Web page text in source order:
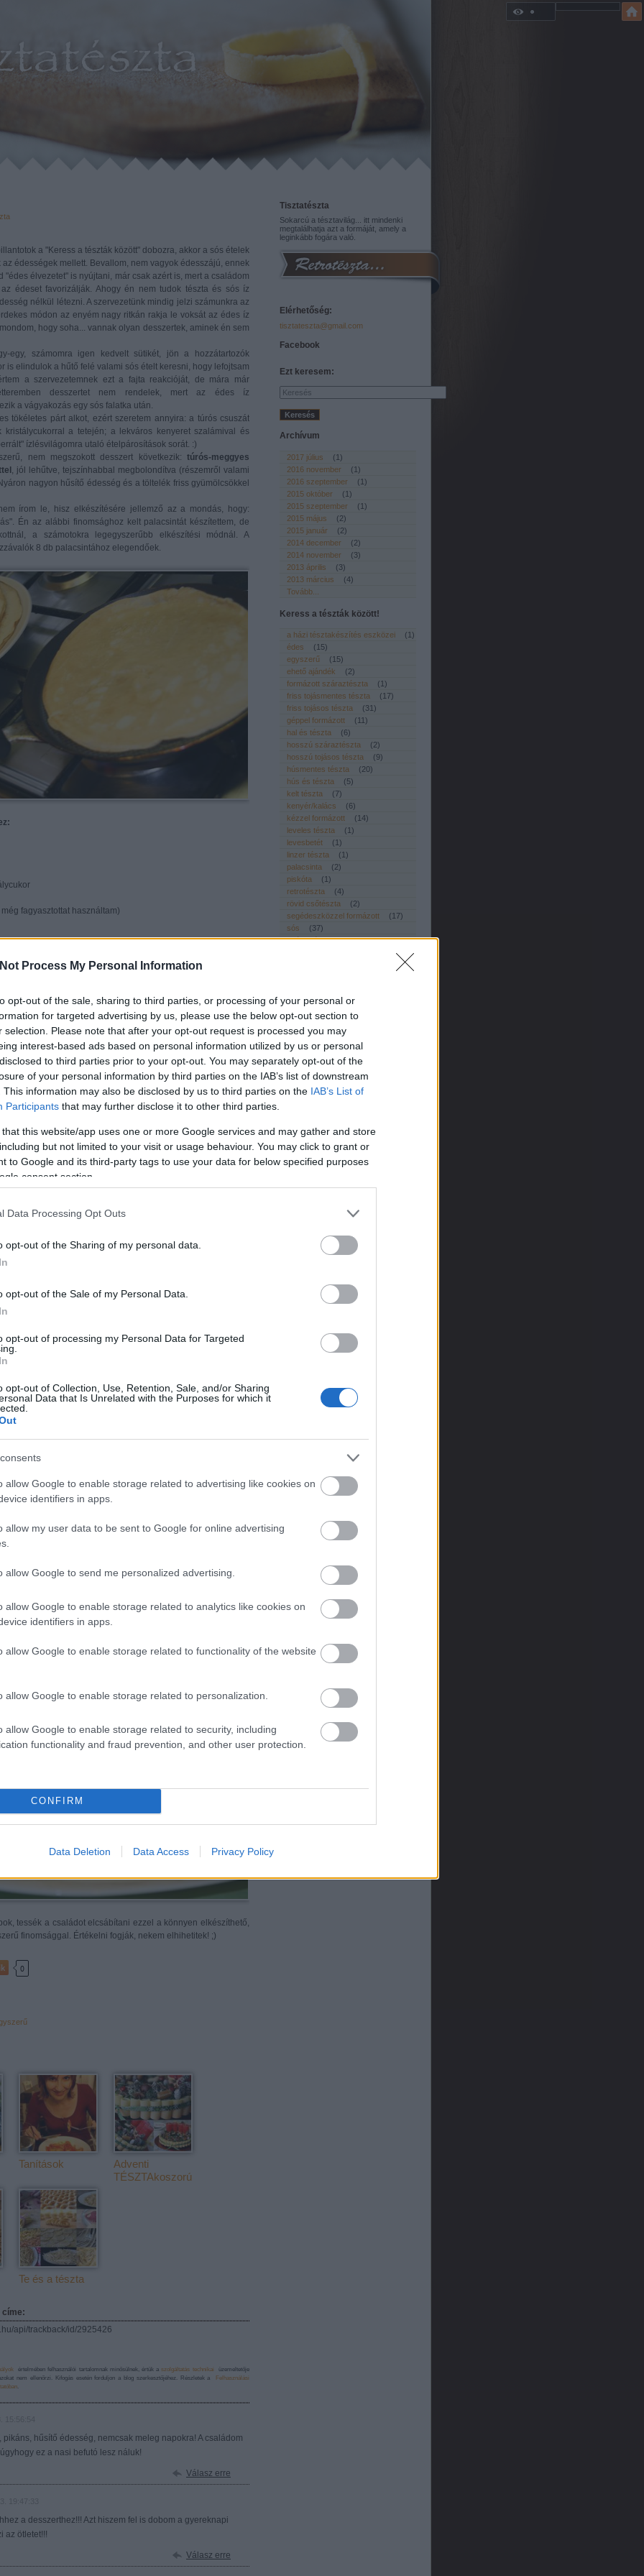
Process My Personal Information
opt-out of the sale, sharing to third parties, or processing of your personal or
for targeted advertising by us, please use the below opt-out section to
selection. Please note that after your opt-out request is processed you may
interest-based ads based on personal information utilized by us or personal
to third parties prior to your opt-out. You may separately opt-out of the
of your personal information by third parties on the IAB’s list of downstream
This information may also be disclosed by us to third parties on the IAB’s List of
Participants that may further disclose it to other third parties.
that this website/app uses one or more Google services and may gather and store
but not limited to your visit or usage behaviour. You may click to grant or
to Google and its third-party tags to use your data for below specified purposes
consent section.
Data Processing Opt Outs
opt-out of the Sharing of my personal data.
opt-out of the Sale of my Personal Data.
opt-out of processing my Personal Data for Targeted
opt-out of Collection, Use, Retention, Sale, and/or Sharing
Data that Is Unrelated with the Purposes for which it
allow Google to enable storage related to advertising like cookies on
identifiers in apps.
allow my user data to be sent to Google for online advertising
allow Google to send me personalized advertising.
allow Google to enable storage related to analytics like cookies on
identifiers in apps.
allow Google to enable storage related to functionality of the website
allow Google to enable storage related to personalization.
allow Google to enable storage related to security, including
functionality and fraud prevention, and other user protection.
CONFIRM
Data Deletion Data Access Privacy Policy
Tisztatészta
Sokarcú a tésztavilág... itt mindenki
megtalálhatja azt a formáját, amely a
leginkább fogára való.
Elérhetőség:
tisztateszta@gmail.com
Facebook
Ezt keresem:
Archívum
2017 július (1)
2016 november
(1)
2016 szeptember
(1)
2015 október
(1)
2015 szeptember
(1)
2015 május
(2)
2015 január
(2)
2014 december
(2)
2014 november
(3)
2013 április
(3)
2013 március
(4)
Tovább
Keress a tészták között!
a házi tésztakészítés eszközei (1)
édes
(15)
egyszerű
(15)
ehető ajándék
(2)
formázott száraztészta
(1)
friss tojásmentes tészta
(17)
friss tojásos tészta
(31)
géppel formázott
(11)
hal és tészta
(6)
hosszú száraztészta
(2)
hosszú tojásos tészta
(9)
húsmentes tészta
(20)
hús és tészta
(5)
kelt tészta
(7)
kenyér/kalács
(6)
kézzel formázott
(14)
leveles tészta
(1)
levesbetét
(1)
linzer tészta
(1)
palacsinta
(2)
piskóta
(1)
retrotészta
(4)
rövid csőtészta
(2)
segédeszközzel formázott
(17)
sós
(37)
száraztészta
(6)
)
töltött tészta
(
)
vkf
(5 )
Ahol jó a tészta
Dolce Vita
Limara Péksége
meGASTROmania
Pasta e basta!
a "Keress a tészták között" dobozra, akkor a sós ételek
édességek mellett. Bevallom, nem vagyok édesszájú, ennek
"édes élvezetet" is nyújtani, már csak azért is, mert a családom
édeset favorizálják. Ahogy én nem tudok tészta és sós íz
nélkül létezni. A szervezetünk mindig jelzi számunkra az
módon az enyém nagy ritkán rakja le voksát az édes íz
hogy soha... vannak olyan desszertek, aminek én sem
egy, számomra igen kedvelt sütikét, jön a hozzátartozók
is elindulok a hűtő felé valami sós ételt keresni, hogy lefojtsam
a szervezetemnek ezt a fajta reakcióját, de mára már
desszertet nem rendelek, mert az édes íz
a vágyakozás egy sós falatka után.
tökéletes párt alkot, ezért szeretem annyira: a túrós csuszát
kristálycukorral a tetején; a lekváros kenyeret szalámival és
ízlésvilágomra utaló ételpárosítások sorát. :)
nem megszokott desszert következik: túrós-meggyes
, jól lehűtve, tejszínhabbal megbolondítva (részemről valami
nagyon hűsítő édesség és a töltelék friss gyümölcsökkel
írom le, hisz elkészítésére jellemző az a mondás, hogy:
Én az alábbi finomsághoz kelt palacsintát készítettem, de
a számotokra legegyszerűbb elkészítési módnál. A
8 db palacsintához elegendőek.
fagyasztottat használtam)
a vendégek és a társaság étvágyának megfelelő
Keverjük össze a túrót a tojással, vaníliás cukorral,
citromhéjjal, melyet természetesen mindenki a saját és
ízesítsen (kevesebb illetve több cukor hozzáadásával).
elkenjük a felületen, a magozott meggyet a töltelékre
két oldalát felhajtjuk, majd henger alakúra göngyöljük. A
kettévágjuk és egy mélyebb tálban (én kerekben
kínálatból tetszőlegesen kiválasztható) elhelyezzük.
öntetet készítünk. Az elkészített vanília "sodót" a palacsinták
ellepje.
és kb. egy óra elteltével a maradék gyümölccsel és
tessék a családot elcsábítani ezzel a könnyen elkészíthető,
finomsággal. Értékelni fogják, nekem elhihetitek! ;)
0
Tanítások
Adventi
TÉSZTAkoszorú
Te és a tészta
címe:
api/trackback/id/2925426
értelmében felhasználói tartalomnak minősülnek, értük aszolgáltatás technikai üzemeltetője
nem ellenőrzi. Kifogás esetén forduljon a blog szerkesztőjéhez. Részletek a
Felhasználási
hűsítő édesség, nemcsak meleg napokra! A családom
ez a nasi befutó lesz náluk!
Válasz erre
a desszerthez!!! Azt hiszem fel is dobom a gyereknapi
az ötletet!!!
Válasz erre